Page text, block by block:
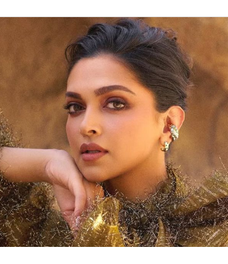
कर भाग चुके हैं। वो कहां हैं, किसी को कुछ मालूम नहीं
का हर युवा हुआ दीवाना, बन गए ‘जनता के फेवरेट’
अपने पदों से इस्तीफ़ा दे दिया है. इनमें नेपाल के कृषि
यादव भी इस्तीफ़ा दे रहे हैं. नेपाल में शेखर कोइराला
लेखक ने हिंसक विरोध प्रदर्शनों की ज़िम्मेदारी लेते